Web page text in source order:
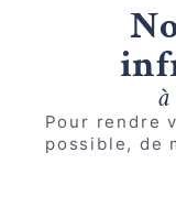
Pour rendre
possible, de